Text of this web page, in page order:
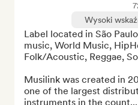
Wysoki
Label located in São
music, World Music,
Folk/Acoustic, Reggae,
Musilink was created in
one of the largest
instruments in the count...